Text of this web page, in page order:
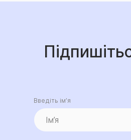
Введіть ім’я